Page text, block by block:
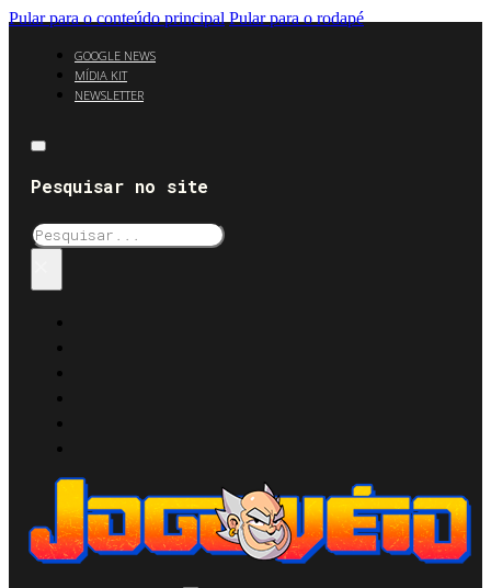
Pular para o conteúdo principal Pular para o rodapé
GOOGLE NEWS
MÍDIA KIT
NEWSLETTER
Pesquisar no site
Pesquisar